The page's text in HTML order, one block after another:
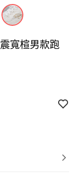
寬楦男款跑